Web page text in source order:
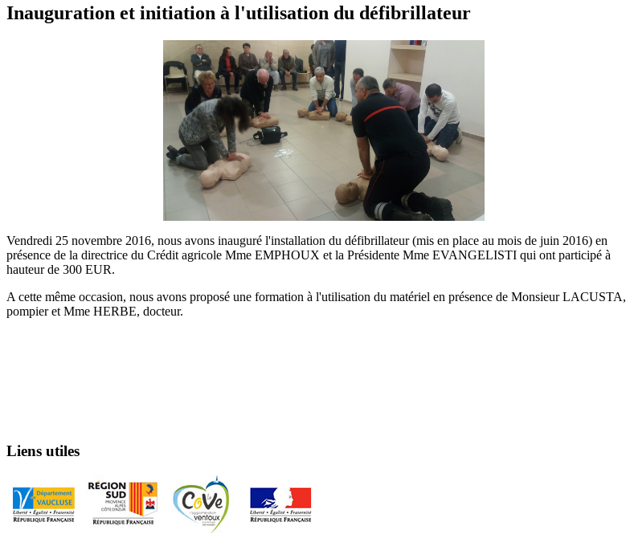
Inauguration et initiation à l'utilisation du défibrillateur
Vendredi 25 novembre 2016, nous avons inauguré l'installation du défibrillateur (mis en place au mois de juin 2016) en
présence de la directrice du Crédit agricole Mme EMPHOUX et la Présidente Mme EVANGELISTI qui ont participé à
hauteur de 300 EUR.
A cette même occasion, nous avons proposé une formation à l'utilisation du matériel en présence de Monsieur LACUSTA,
pompier et Mme HERBE, docteur.
Liens utiles